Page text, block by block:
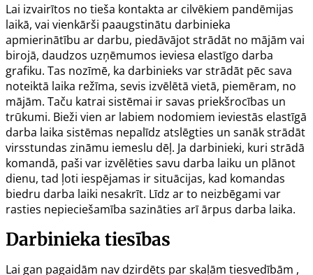
Lai izvairītos no tieša kontakta ar cilvēkiem pandēmijas
laikā, vai vienkārši paaugstinātu darbinieka
apmierinātību ar darbu, piedāvājot strādāt no mājām vai
birojā, daudzos uzņēmumos ieviesa elastīgo darba
grafiku. Tas nozīmē, ka darbinieks var strādāt pēc sava
noteiktā laika režīma, sevis izvēlētā vietā, piemēram, no
mājām. Taču katrai sistēmai ir savas priekšrocības un
trūkumi. Bieži vien ar labiem nodomiem ieviestās elastīgā
darba laika sistēmas nepalīdz atslēgties un sanāk strādāt
virsstundas zināmu iemeslu dēļ. Ja darbinieki, kuri strādā
komandā, paši var izvēlēties savu darba laiku un plānot
dienu, tad ļoti iespējamas ir situācijas, kad komandas
biedru darba laiki nesakrīt. Līdz ar to neizbēgami var
rasties nepieciešamība sazināties arī ārpus darba laika.
Darbinieka tiesības
Lai gan pagaidām nav dzirdēts par skaļām tiesvedībām ,